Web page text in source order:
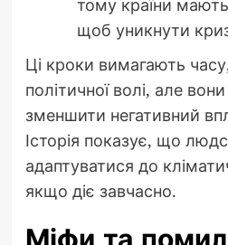
тому країни
щоб уникнути
Ці кроки вимагають часу,
політичної волі, але
зменшити негативний
Історія показує, що
адаптуватися до
якщо діє завчасно.